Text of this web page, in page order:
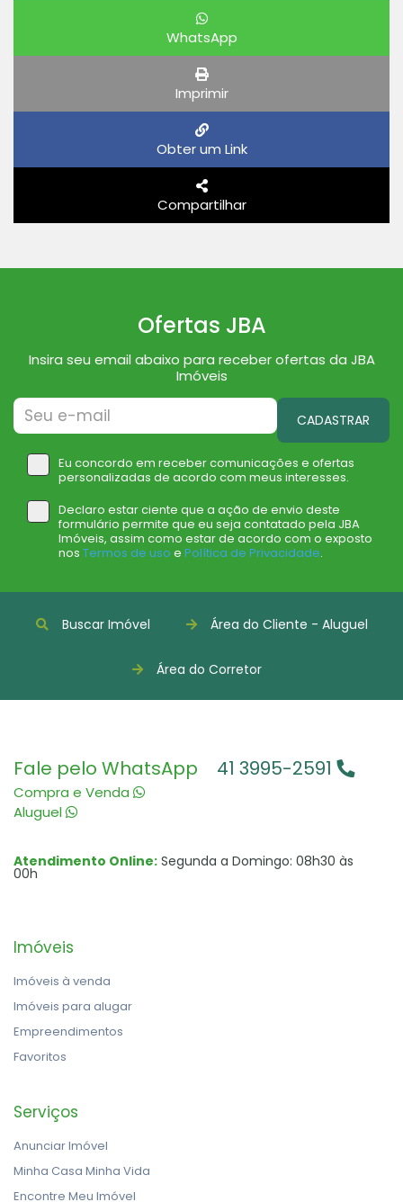
WhatsApp
Imprimir
Obter um Link
Compartilhar
Ofertas JBA
Insira seu email abaixo para receber ofertas da JBA
Imóveis
CADASTRAR
Eu concordo em receber comunicações e ofertas
personalizadas de acordo com meus interesses.
Declaro estar ciente que a ação de envio deste
formulário permite que eu seja contatado pela JBA
Imóveis, assim como estar de acordo com o exposto
nos Termos de uso e Política de Privacidade.
Buscar Imóvel Área do Cliente - Aluguel
Área do Corretor
Fale pelo WhatsApp
Compra e Venda
Aluguel
41 3995-2591
Atendimento Online: Segunda a Domingo: 08h30 às
00h
Imóveis
Imóveis à venda
Imóveis para alugar
Empreendimentos
Favoritos
Serviços
Anunciar Imóvel
Minha Casa Minha Vida
Encontre Meu Imóvel